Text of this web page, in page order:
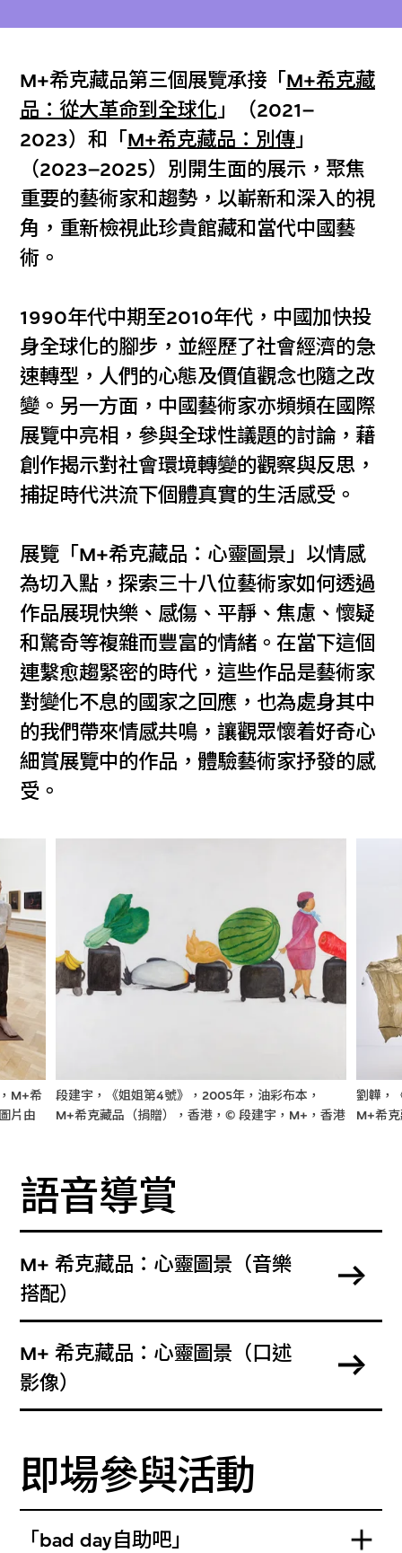
M+希克藏品第三個展覽承接「 M+希克藏
品：從大革命到全球化 」（2021–
2023）和「 M+希克藏品：別傳 」
（2023–2025）別開生面的展示，聚焦
重要的藝術家和趨勢，以嶄新和深入的視
角，重新檢視此珍貴館藏和當代中國藝
術。
1990年代中期至2010年代，中國加快投
身全球化的腳步，並經歷了社會經濟的急
速轉型，人們的心態及價值觀念也隨之改
變。另一方面，中國藝術家亦頻頻在國際
展覽中亮相，參與全球性議題的討論，藉
創作揭示對社會環境轉變的觀察與反思，
捕捉時代洪流下個體真實的生活感受。
展覽「M+希克藏品：心靈圖景」以情感
為切入點，探索三十八位藝術家如何透過
作品展現快樂、感傷、平靜、焦慮、懷疑
和驚奇等複雜而豐富的情緒。在當下這個
連繫愈趨緊密的時代，這些作品是藝術家
對變化不息的國家之回應，也為處身其中
的我們帶來情感共鳴，讓觀眾懷着好奇心
細賞展覽中的作品，體驗藝術家抒發的感
受。
段建宇，《姐姐第4號》，2005年，油彩布本，
M+希克藏品（捐贈），香港，© 段建宇，M+，香港
劉韡，
M+希
M+希
片由
語音導賞
M+ 希克藏品：心靈圖景（音樂
搭配）
M+ 希克藏品：心靈圖景（口述
影像）
即場參與活動
「bad day自助吧」